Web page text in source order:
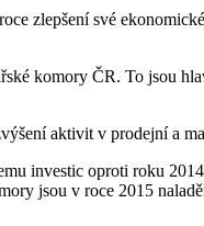
zlepšení své
komory ČR. To jsou
aktivit v prodejní a
investic oproti roku
jsou v roce 2015